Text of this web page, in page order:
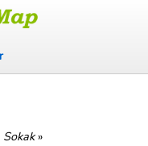
»